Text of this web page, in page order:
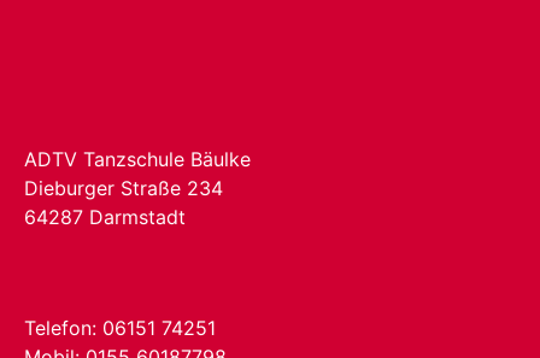
ADTV Tanzschule Bäulke
Dieburger Straße 234
64287 Darmstadt
Telefon: 06151 74251